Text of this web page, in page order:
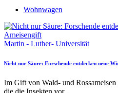
Wohnwagen
Martin - Luther- Universität
Nicht nur Säure: Forschende entdecken neue
Im Gift von Wald- und Rossameisen
die die Insekten vor...